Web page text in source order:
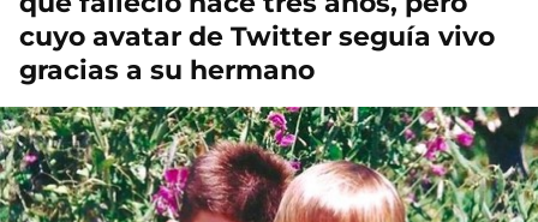
cuyo avatar de Twitter seguía vivo
gracias a su hermano